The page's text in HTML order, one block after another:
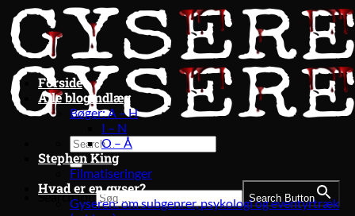
Fortsæt
til
indhold
Search for: Search Button
Forside
Alle blogindlæg
Bøger: A – H
I – N
O – Å
Stephen King
Filmatiseringer
Hvad er en gyser?
Gyseren: om subgenrer, psykologi og eventyrtræk